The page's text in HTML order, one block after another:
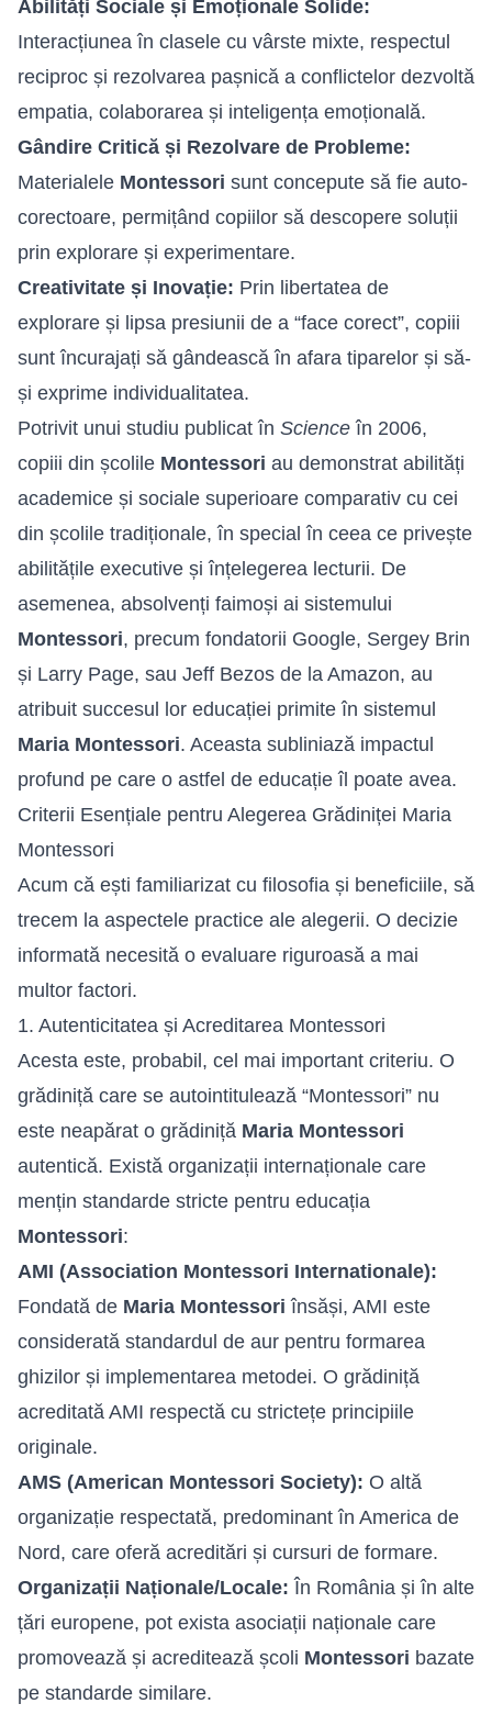
Abilități Sociale și Emoționale Solide:
Interacțiunea în clasele cu vârste mixte, respectul
reciproc și rezolvarea pașnică a conflictelor dezvoltă
empatia, colaborarea și inteligența emoțională.
Gândire Critică și Rezolvare de Probleme:
Materialele Montessori sunt concepute să fie auto-
corectoare, permițând copiilor să descopere soluții
prin explorare și experimentare.
Creativitate și Inovație: Prin libertatea de
explorare și lipsa presiunii de a “face corect”, copiii
sunt încurajați să gândească în afara tiparelor și să-
și exprime individualitatea.
Potrivit unui studiu publicat în Science în 2006,
copiii din școlile Montessori au demonstrat abilități
academice și sociale superioare comparativ cu cei
din școlile tradiționale, în special în ceea ce privește
abilitățile executive și înțelegerea lecturii. De
asemenea, absolvenți faimoși ai sistemului
Montessori, precum fondatorii Google, Sergey Brin
și Larry Page, sau Jeff Bezos de la Amazon, au
atribuit succesul lor educației primite în sistemul
Maria Montessori. Aceasta subliniază impactul
profund pe care o astfel de educație îl poate avea.
Criterii Esențiale pentru Alegerea Grădiniței Maria
Montessori
Acum că ești familiarizat cu filosofia și beneficiile, să
trecem la aspectele practice ale alegerii. O decizie
informată necesită o evaluare riguroasă a mai
multor factori.
1. Autenticitatea și Acreditarea Montessori
Acesta este, probabil, cel mai important criteriu. O
grădiniță care se autointitulează “Montessori” nu
este neapărat o grădiniță Maria Montessori
autentică. Există organizații internaționale care
mențin standarde stricte pentru educația
Montessori:
AMI (Association Montessori Internationale):
Fondată de Maria Montessori însăși, AMI este
considerată standardul de aur pentru formarea
ghizilor și implementarea metodei. O grădiniță
acreditată AMI respectă cu strictețe principiile
originale.
AMS (American Montessori Society): O altă
organizație respectată, predominant în America de
Nord, care oferă acreditări și cursuri de formare.
Organizații Naționale/Locale: În România și în alte
țări europene, pot exista asociații naționale care
promovează și acreditează școli Montessori bazate
pe standarde similare.